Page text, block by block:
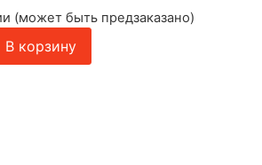
(может быть предзаказано)
В корзину